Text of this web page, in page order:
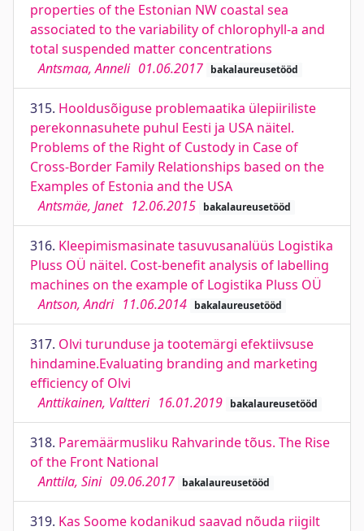
properties of the Estonian NW coastal sea
associated to the variability of chlorophyll-a and
total suspended matter concentrations
Antsmaa, Anneli 01.06.2017 bakalaureusetööd
315. Hooldusõiguse problemaatika ülepiiriliste
perekonnasuhete puhul Eesti ja USA näitel.
Problems of the Right of Custody in Case of
Cross-Border Family Relationships based on the
Examples of Estonia and the USA
Antsmäe, Janet 12.06.2015 bakalaureusetööd
316. Kleepimismasinate tasuvusanalüüs Logistika
Pluss OÜ näitel. Cost-benefit analysis of labelling
machines on the example of Logistika Pluss OÜ
Antson, Andri 11.06.2014 bakalaureusetööd
317. Olvi turunduse ja tootemärgi efektiivsuse
hindamine.Evaluating branding and marketing
efficiency of Olvi
Anttikainen, Valtteri 16.01.2019 bakalaureusetööd
318. Paremäärmusliku Rahvarinde tõus. The Rise
of the Front National
Anttila, Sini 09.06.2017 bakalaureusetööd
319. Kas Soome kodanikud saavad nõuda riigilt